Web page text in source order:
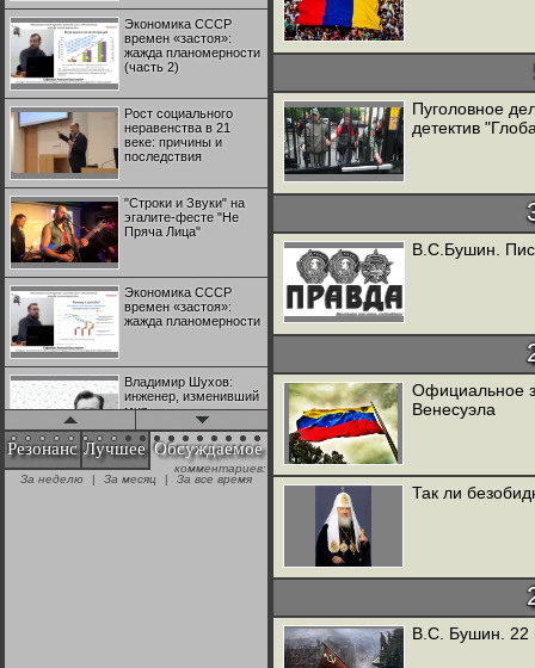
Экономика СССР
времен «застоя»:
жажда планомерности
(часть 2)
Рост социального
неравенства в 21
веке: причины и
последствия
"Строки и Звуки" на
эгалите-фесте "Не
Пряча Лица"
Экономика СССР
времен «застоя»:
жажда планомерности
Владимир Шухов:
инженер, изменивший
мир
"Аркадий Коц" на
эгалите-фесте "Не
Резонанс Лучшее Обсуждаемое
комментариев:
За неделю
| За месяц | За все время
Пуголовное
детектив
В.С.Бушин.
Официальное
Венесуэла
Так ли
В.С. Бушин. 22